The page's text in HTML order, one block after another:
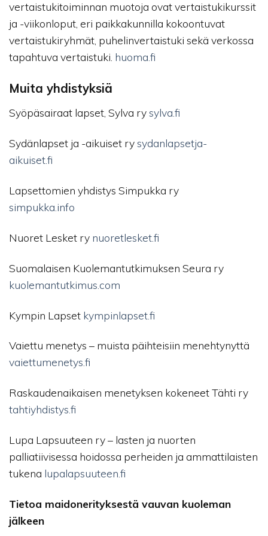
vertaistukitoiminnan muotoja ovat vertaistukikurssit
ja -viikonloput, eri paikkakunnilla kokoontuvat
vertaistukiryhmät, puhelinvertaistuki sekä verkossa
tapahtuva vertaistuki. huoma.fi
Muita yhdistyksiä
Syöpäsairaat lapset, Sylva rysylva.fi
Sydänlapset ja -aikuiset rysydanlapsetja-
aikuiset.fi
Lapsettomien yhdistys Simpukka ry
simpukka.info
Nuoret Lesket ry nuoretlesket.fi
Suomalaisen Kuolemantutkimuksen Seura ry
kuolemantutkimus.com
Kympin Lapset kympinlapset.fi
Vaiettu menetys – muista päihteisiin menehtynyttä
vaiettumenetys.fi
Raskaudenaikaisen menetyksen kokeneet Tähti ry
tahtiyhdistys.fi
Lupa Lapsuuteen ry – lasten ja nuorten
palliatiivisessa hoidossa perheiden ja ammattilaisten
tukena lupalapsuuteen.fi
Tietoa maidonerityksestä vauvan kuoleman
jälkeen